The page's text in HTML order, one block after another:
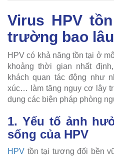
Virus HPV
trường bao
HPV có khả năng tồn tại ở
khoảng thời gian nhất
khách quan tác động như
xúc… làm tăng nguy cơ lây
dụng các biện pháp phòng
1. Yếu tố ảnh
sống của HPV
HPV tồn tại tương đối bền